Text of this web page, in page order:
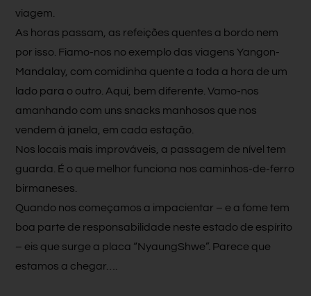
viagem.
As horas passam, as refeições quentes a bordo nem
por isso. Fiamo-nos no exemplo das viagens Yangon-
Mandalay, com comidinha quente a toda a hora de um
lado para o outro. Aqui, bem diferente. Vamo-nos
amanhando com uns snacks manhosos que nos
vendem à janela, em cada estação.
Nos locais mais improváveis, a passagem de nível tem
guarda. É o que melhor funciona nos caminhos-de-ferro
birmaneses.
Quando nos começamos a impacientar – e a fome tem
boa parte de responsabilidade neste estado de espírito
– eis que surge a placa “NyaungShwe”. Parece que
estamos a chegar….